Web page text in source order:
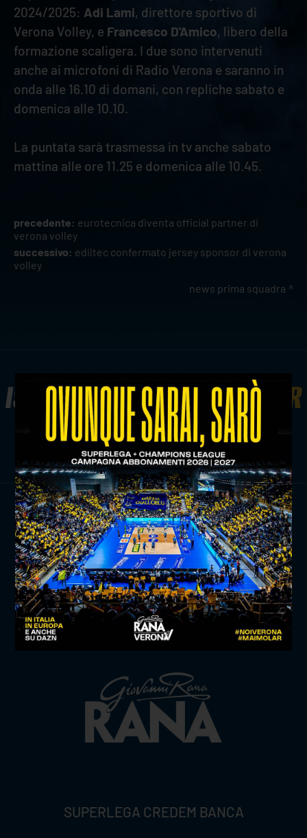
2024/2025: Adi Lami, direttore sportivo di
Verona Volley, e Francesco D'Amico, libero della
formazione scaligera. I due sono intervenuti
anche ai microfoni di Radio Verona e saranno in
onda alle 16.10 di domani, con repliche sabato e
domenica alle 10.10.
La puntata sarà trasmessa in tv anche sabato
mattina alle ore 11.25 e domenica alle 10.45.
precedente: eurotecnica diventa official partner di
verona volley
successivo: ediltec confermato jersey sponsor di verona
volley
news prima squadra
ISCRIVITI ALLANEWSLETTER
ISCRIVITI ORA
TITLE SPONSOR
SUPERLEGA CREDEM BANCA